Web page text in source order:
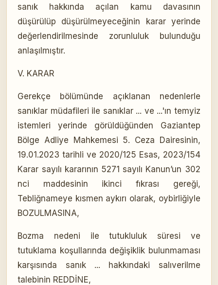
sanık hakkında açılan kamu davasının
düşürülüp düşürülmeyeceğinin karar yerinde
değerlendirilmesinde zorunluluk bulunduğu
anlaşılmıştır.
V. KARAR
Gerekçe bölümünde açıklanan nedenlerle
sanıklar müdafileri ile sanıklar ... ve ...'ın temyiz
istemleri yerinde görüldüğünden Gaziantep
Bölge Adliye Mahkemesi 5. Ceza Dairesinin,
19.01.2023 tarihli ve 2020/125 Esas, 2023/154
Karar sayılı kararının 5271 sayılı Kanun’un 302
nci maddesinin ikinci fıkrası gereği,
Tebliğnameye kısmen aykırı olarak, oybirliğiyle
BOZULMASINA,
Bozma nedeni ile tutukluluk süresi ve
tutuklama koşullarında değişiklik bulunmaması
karşısında sanık ... hakkındaki salıverilme
talebinin REDDİNE,